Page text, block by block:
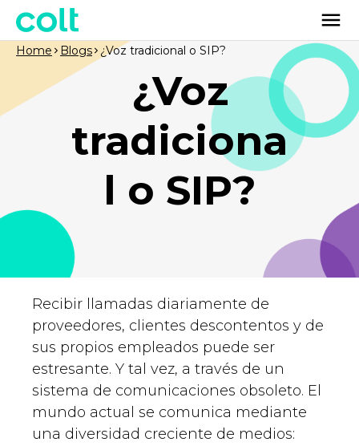
¿Voz
tradiciona
l o SIP?
Home Blogs ¿Voz tradicional o SIP?
Recibir llamadas diariamente de
proveedores, clientes descontentos y de
sus propios empleados puede ser
estresante. Y tal vez, a través de un
sistema de comunicaciones obsoleto. El
mundo actual se comunica mediante
una diversidad creciente de medios: